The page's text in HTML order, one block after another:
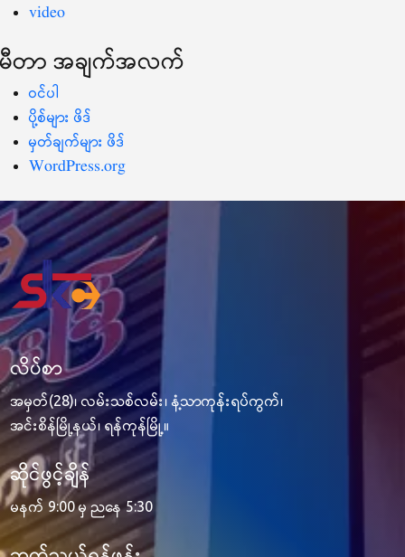
video
မီတာ အချက်အလက်
ဝင်ပါ
ပို့စ်များ ဖိဒ်
မှတ်ချက်များ ဖိဒ်
WordPress.org
လိပ်စာ
အမှတ်(28)၊ လမ်းသစ်လမ်း၊ နံ့သာကုန်းရပ်ကွက်၊
အင်းစိန်မြို့နယ်၊ ရန်ကုန်မြို့။
ဆိုင်ဖွင့်ချိန်
မနက် 9:00 မှ ညနေ 5:30